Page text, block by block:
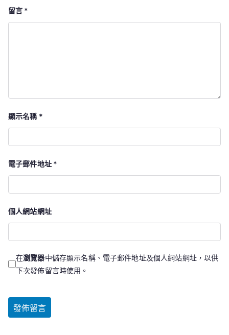
留言 *
顯示名稱 *
電子郵件地址 *
個人網站網址
在瀏覽器中儲存顯示名稱、電子郵件地址及個人網站網址，以供
下次發佈留言時使用。